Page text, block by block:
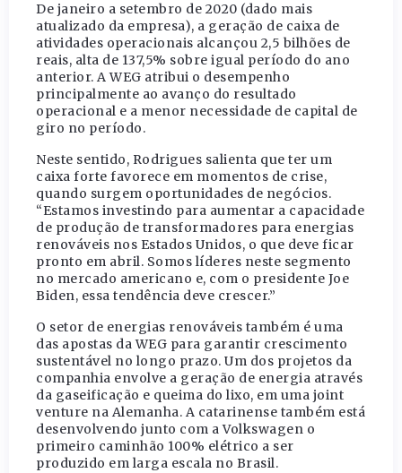
De janeiro a setembro de 2020 (dado mais
atualizado da empresa), a geração de caixa de
atividades operacionais alcançou 2,5 bilhões de
reais, alta de 137,5% sobre igual período do ano
anterior. A WEG atribui o desempenho
principalmente ao avanço do resultado
operacional e a menor necessidade de capital de
giro no período.
Neste sentido, Rodrigues salienta que ter um
caixa forte favorece em momentos de crise,
quando surgem oportunidades de negócios.
“Estamos investindo para aumentar a capacidade
de produção de transformadores para energias
renováveis nos Estados Unidos, o que deve ficar
pronto em abril. Somos líderes neste segmento
no mercado americano e, com o presidente Joe
Biden, essa tendência deve crescer.”
O setor de energias renováveis também é uma
das apostas da WEG para garantir crescimento
sustentável no longo prazo. Um dos projetos da
companhia envolve a geração de energia através
da gaseificação e queima do lixo, em uma joint
venture na Alemanha. A catarinense também está
desenvolvendo junto com a Volkswagen o
primeiro caminhão 100% elétrico a ser
produzido em larga escala no Brasil.